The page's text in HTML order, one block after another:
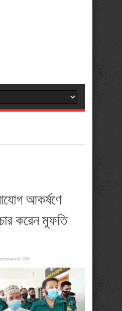
আকর্ষণে
করেন মুফতি
Offon
আকর্ষণে
কথা
প্রচার
করেন
মুফতি